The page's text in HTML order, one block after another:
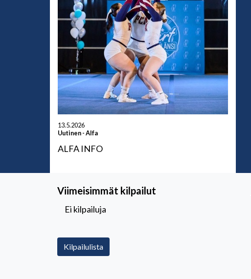
13.5.2026
Uutinen-Alfa
ALFA INFO
Viimeisimmät kilpailut
Ei kilpailuja
Kilpailulista